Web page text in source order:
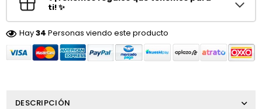
$3999.00 para desbloquear!
ti! ✨
Hay34 Personas viendo este producto
DESCRIPCIÓN